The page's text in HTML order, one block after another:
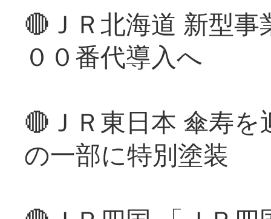
🔴ＪＲ北海道 新型
００番代導入へ
🔴ＪＲ東日本 傘寿
の一部に特別塗装